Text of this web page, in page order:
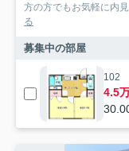
方の方でもお気軽に内
る
募集中の部屋
102
4.5